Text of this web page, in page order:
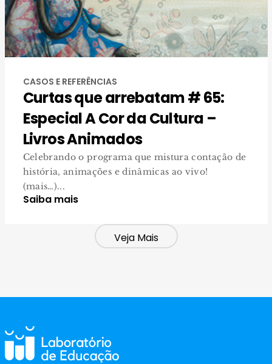
CASOS E REFERÊNCIAS
Curtas que arrebatam # 65:
Especial A Cor da Cultura –
Livros Animados
Celebrando o programa que mistura contação de
história, animações e dinâmicas ao vivo!
(mais…)...
Saiba mais
Veja Mais